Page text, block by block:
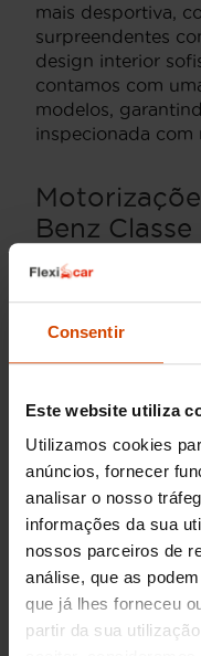
Consentir
Este website utiliza
Utilizamos cookies
anúncios, fornecer
analisar o nosso
informações da sua
nossos parceiros de
análise, que as
que já lhes forneceu
partir da sua
mais desportiva,
surpreendentes
design interior
contamos com
modelos,
inspecionada com
Benz
As motorizações
Benz Classe V
entre motores a
longas. O2.0
versão 220 d com
experiência de
Para aqueles que
para cargas mais
condução mais
2.0 litrosna versão
239 CV. Este tipo
quem deseja
com uma